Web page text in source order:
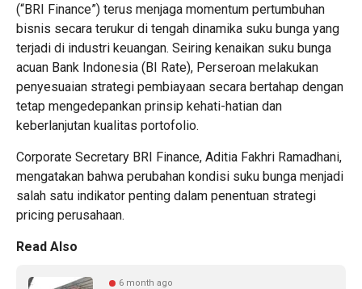
(“BRI Finance”) terus menjaga momentum pertumbuhan
bisnis secara terukur di tengah dinamika suku bunga yang
terjadi di industri keuangan. Seiring kenaikan suku bunga
acuan Bank Indonesia (BI Rate), Perseroan melakukan
penyesuaian strategi pembiayaan secara bertahap dengan
tetap mengedepankan prinsip kehati-hatian dan
keberlanjutan kualitas portofolio.
Corporate Secretary BRI Finance, Aditia Fakhri Ramadhani,
mengatakan bahwa perubahan kondisi suku bunga menjadi
salah satu indikator penting dalam penentuan strategi
pricing perusahaan.
Read Also
6 month ago